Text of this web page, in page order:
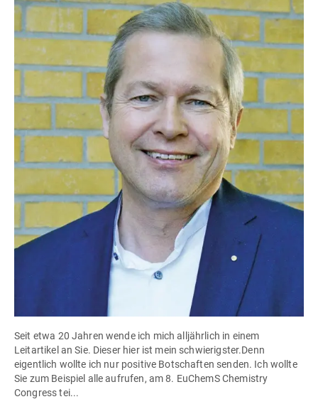
Seit etwa 20 Jahren wende ich mich alljährlich in einem
Leitartikel an Sie. Dieser hier ist mein schwierigster.Denn
eigentlich wollte ich nur positive Botschaften senden. Ich wollte
Sie zum Beispiel alle aufrufen, am 8. EuChemS Chemistry
Congress tei...